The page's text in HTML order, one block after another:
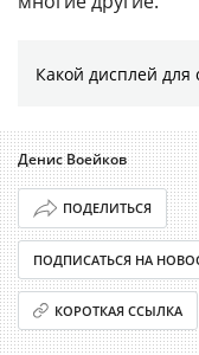
Какой дисплей для
Денис Воейков
ПОДЕЛИТЬСЯ
ПОДПИСАТЬСЯ НА
КОРОТКАЯ ССЫЛКА